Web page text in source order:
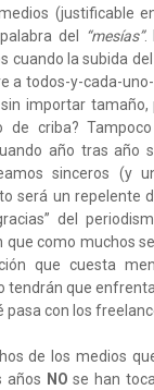
(justificable
del
“mesías”.
cuando la subida
a todos-y-cada-
importar tamaño,
de criba?
año tras año
sinceros (y
será un repelente
del
que como muchos
que cuesta
tendrán que
pasa con los
de los medios
años NO se han